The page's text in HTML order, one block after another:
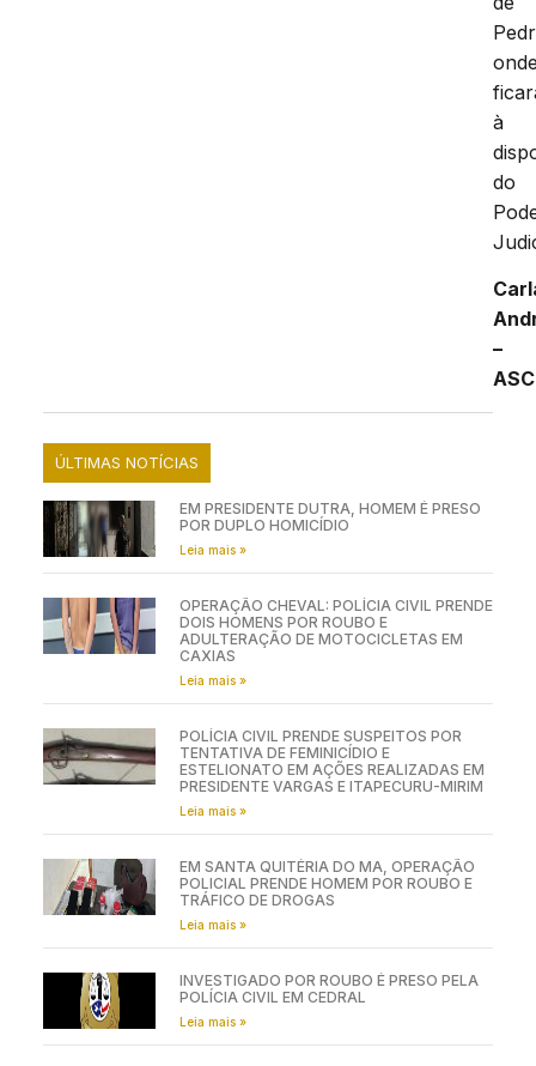
à
do
–
ÚLTIMAS NOTÍCIAS
EM PRESIDENTE DUTRA, HOMEM É PRESO
POR DUPLO HOMICÍDIO
Leia mais »
OPERAÇÃO CHEVAL: POLÍCIA CIVIL PRENDE
DOIS HOMENS POR ROUBO E
ADULTERAÇÃO DE MOTOCICLETAS EM
CAXIAS
Leia mais »
POLÍCIA CIVIL PRENDE SUSPEITOS POR
TENTATIVA DE FEMINICÍDIO E
ESTELIONATO EM AÇÕES REALIZADAS EM
PRESIDENTE VARGAS E ITAPECURU-MIRIM
Leia mais »
EM SANTA QUITÉRIA DO MA, OPERAÇÃO
POLICIAL PRENDE HOMEM POR ROUBO E
TRÁFICO DE DROGAS
Leia mais »
INVESTIGADO POR ROUBO É PRESO PELA
POLÍCIA CIVIL EM CEDRAL
Leia mais »